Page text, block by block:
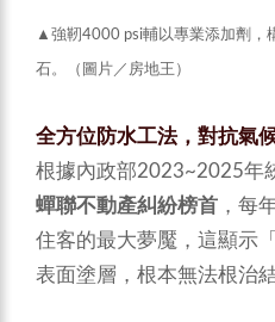
▲強靭4000 psi輔以專業添加劑，
石。（圖片／房地王）
全方位防水工法，對抗氣
根據內政部2023~2025年
蟬聯不動產糾紛榜首 ，每
住客的最大夢魘，這顯示
表面塗層，根本無法根治